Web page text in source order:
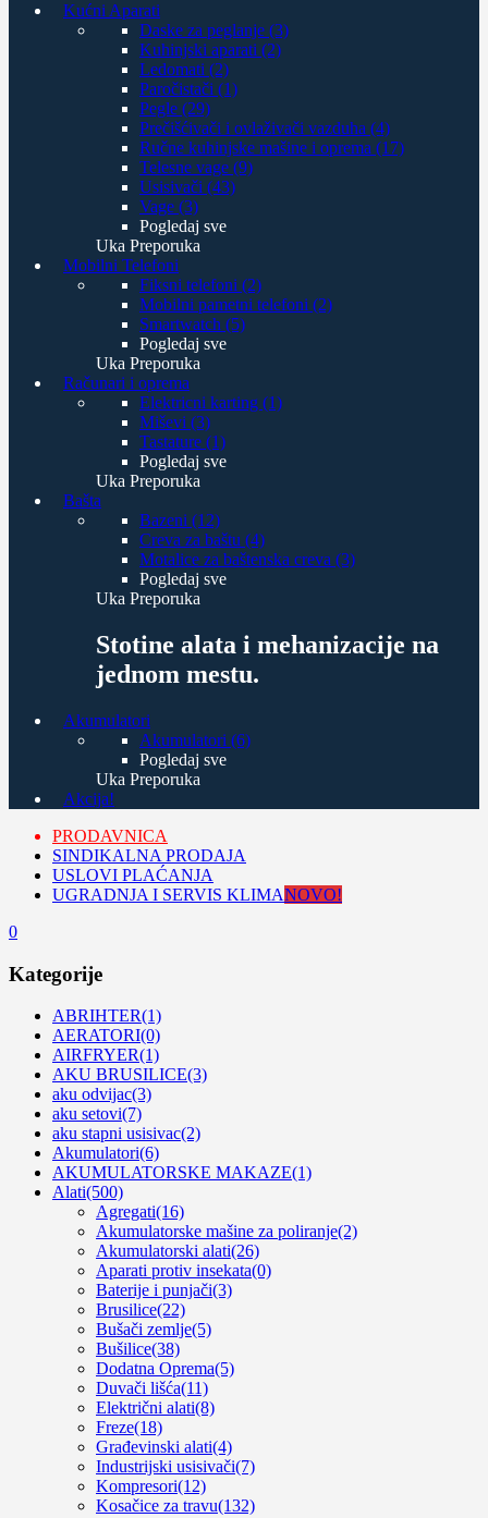
Kućni Aparati
Daske za peglanje (3)
Kuhinjski aparati (2)
Ledomati (2)
Paročistači (1)
Pegle (29)
Prečišćivači i ovlaživači vazduha (4)
Ručne kuhinjske mašine i oprema (17)
Telesne vage (9)
Usisivači (43)
Vage (3)
Pogledaj sve
Uka Preporuka
Mobilni Telefoni
Fiksni telefoni (2)
Mobilni pametni telefoni (2)
Smartwatch (5)
Pogledaj sve
Uka Preporuka
Računari i oprema
Elektricni karting (1)
Miševi (3)
Tastature (1)
Pogledaj sve
Uka Preporuka
Bašta
Bazeni (12)
Creva za baštu (4)
Motalice za baštenska creva (3)
Pogledaj sve
Uka Preporuka
Stotine alata i mehanizacije na
jednom mestu.
Akumulatori
Akumulatori (6)
Pogledaj sve
Uka Preporuka
Akcija!
PRODAVNICA
SINDIKALNA PRODAJA
USLOVI PLAĆANJA
UGRADNJA I SERVIS KLIMANOVO!
0
Kategorije
ABRIHTER(1)
AERATORI(0)
AIRFRYER(1)
AKU BRUSILICE(3)
aku odvijac(3)
aku setovi(7)
aku stapni usisivac(2)
Akumulatori(6)
AKUMULATORSKE MAKAZE(1)
Alati(500)
Agregati(16)
Akumulatorske mašine za poliranje(2)
Akumulatorski alati(26)
Aparati protiv insekata(0)
Baterije i punjači(3)
Brusilice(22)
Bušači zemlje(5)
Bušilice(38)
Dodatna Oprema(5)
Duvači lišća(11)
Električni alati(8)
Freze(18)
Građevinski alati(4)
Industrijski usisivači(7)
Kompresori(12)
Kosačice za travu(132)